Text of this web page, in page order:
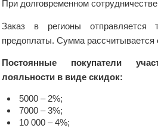
При долговременном
Заказ в регионы отправляется
предоплаты. Сумма рассчитывается
Постоянные покупатели
лояльности в виде скидок:
5000 – 2%;
7000 – 3%;
10 000 – 4%;